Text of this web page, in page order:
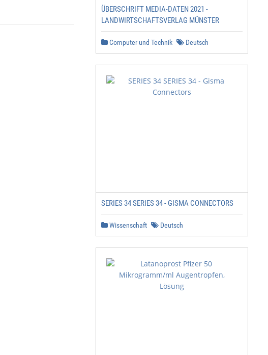
ÜBERSCHRIFT MEDIA-DATEN 2021 -
LANDWIRTSCHAFTSVERLAG MÜNSTER
Computer und Technik Deutsch
SERIES 34 SERIES 34 - GISMA CONNECTORS
Wissenschaft Deutsch